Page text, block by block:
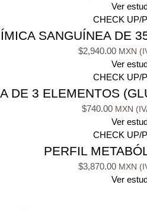
Ver
CHECK UP/
SANGUÍNEA DE
$2,940.00
Ver
CHECK UP/
DE 3 ELEMENTOS
$740.00
Ver
CHECK UP/
PERFIL
$3,870.00
Ver